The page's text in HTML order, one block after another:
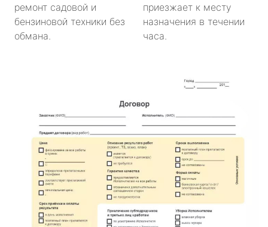
ремонт садовой и
бензиновой техники без
обмана.
приезжает к месту
назначения в течении
часа.